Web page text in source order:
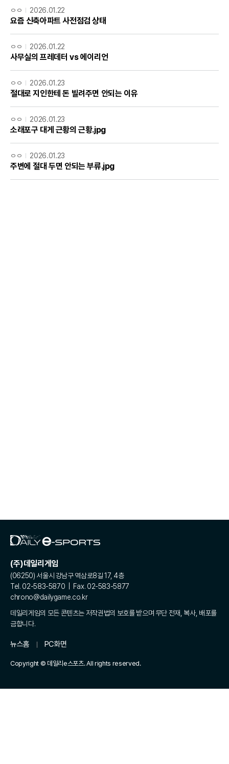
ㅇㅇ 2026.01.22
요즘 신축아파트 사전점검 상태
ㅇㅇ 2026.01.22
사무실의 프레데터 vs 에이리언
ㅇㅇ 2026.01.23
절대로 지인한테 돈 빌려주면 안되는 이유
ㅇㅇ 2026.01.23
소래포구 대게 근황의 근황.jpg
ㅇㅇ 2026.01.23
주변에 절대 두면 안되는 부류.jpg
(주)데일리게임
(06250) 서울시 강남구 역삼로8길 17, 4층
Tel. 02-583-5870 | Fax. 02-583-5877
chrono@dailygame.co.kr
데일리게임의 모든 콘텐츠는 저작권법의 보호를 받으며 무단 전재, 복사, 배포를
금합니다.
뉴스홈 PC화면
Copyright © 데일리e스포츠. All rights reserved.